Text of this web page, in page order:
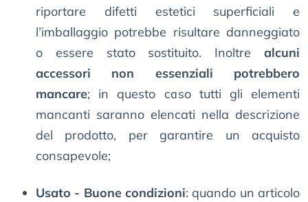
riportare difetti estetici superficiali e
l’imballaggio potrebbe risultare danneggiato
o essere stato sostituito. Inoltre alcuni
accessori non essenziali potrebbero
mancare; in questo caso tutti gli elementi
mancanti saranno elencati nella descrizione
del prodotto, per garantire un acquisto
consapevole;
Usato - Buone condizioni: quando un articolo